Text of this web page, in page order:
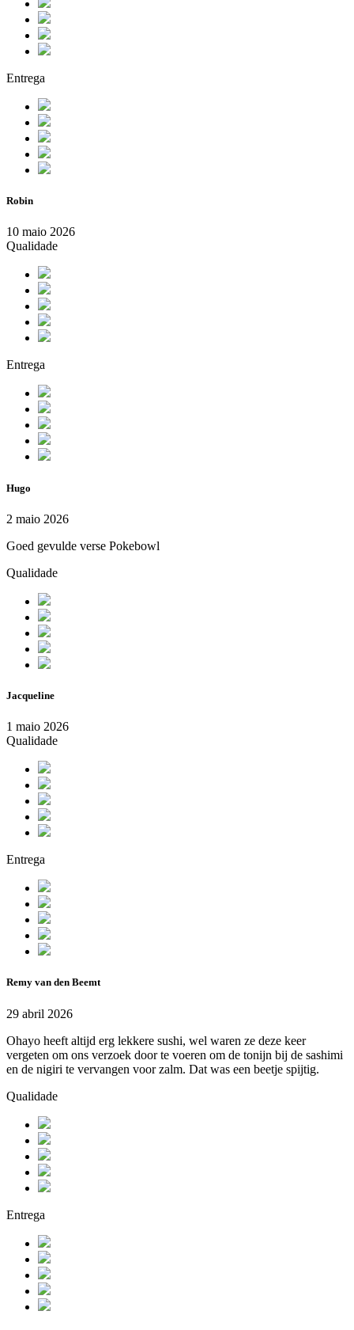
Entrega
Robin
10 maio 2026
Qualidade
Entrega
Hugo
2 maio 2026
Goed gevulde verse Pokebowl
Qualidade
Jacqueline
1 maio 2026
Qualidade
Entrega
Remy van den Beemt
29 abril 2026
Ohayo heeft altijd erg lekkere sushi, wel waren ze deze keer
vergeten om ons verzoek door te voeren om de tonijn bij de sashimi
en de nigiri te vervangen voor zalm. Dat was een beetje spijtig.
Qualidade
Entrega